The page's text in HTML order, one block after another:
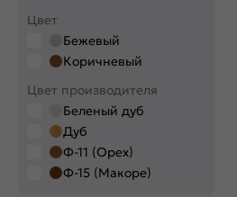
Цвет
Бежевый
Коричневый
Цвет производителя
Беленый дуб
Дуб
Ф-11 (Орех)
Ф-15 (Макоре)